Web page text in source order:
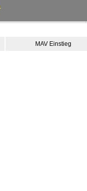
.
MAV Einstieg